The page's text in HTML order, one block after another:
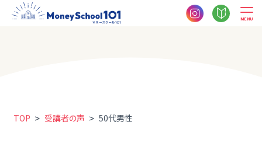
MENU
TOP > 受講者の声 > 50代男性